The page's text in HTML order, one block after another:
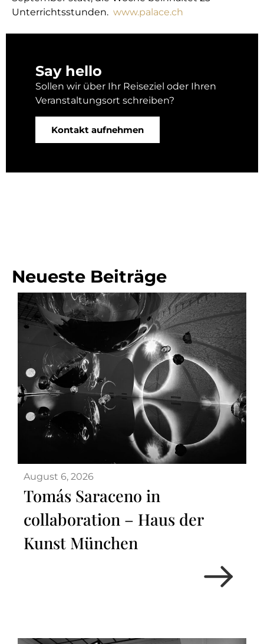
Unterrichtsstunden. www.palace.ch
Say hello
Sollen wir über Ihr Reiseziel oder Ihren
Veranstaltungsort schreiben?
Kontakt aufnehmen
Neueste Beiträge
August 6, 2026
Tomás Saraceno in
collaboration – Haus der
Kunst München